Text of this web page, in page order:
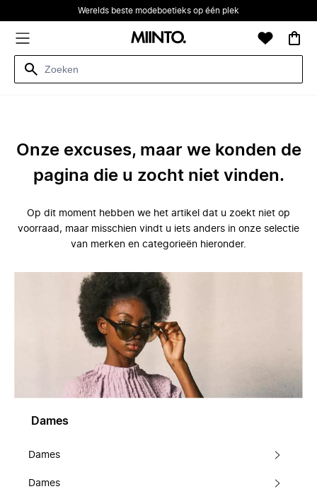
Werelds beste modeboetieks op één plek
Onze excuses, maar we konden de
pagina die u zocht niet vinden.
Op dit moment hebben we het artikel dat u zoekt niet op
voorraad, maar misschien vindt u iets anders in onze selectie
van merken en categorieën hieronder.
Dames
Dames
Dames